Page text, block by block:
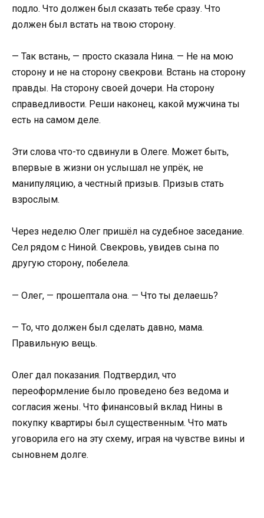
подло. Что должен был сказать тебе сразу. Что
должен был встать на твою сторону.
— Так встань, — просто сказала Нина. — Не на мою
сторону и не на сторону свекрови. Встань на сторону
правды. На сторону своей дочери. На сторону
справедливости. Реши наконец, какой мужчина ты
есть на самом деле.
Эти слова что-то сдвинули в Олеге. Может быть,
впервые в жизни он услышал не упрёк, не
манипуляцию, а честный призыв. Призыв стать
взрослым.
Через неделю Олег пришёл на судебное заседание.
Сел рядом с Ниной. Свекровь, увидев сына по
другую сторону, побелела.
— Олег, — прошептала она. — Что ты делаешь?
— То, что должен был сделать давно, мама.
Правильную вещь.
Олег дал показания. Подтвердил, что
переоформление было проведено без ведома и
согласия жены. Что финансовый вклад Нины в
покупку квартиры был существенным. Что мать
уговорила его на эту схему, играя на чувстве вины и
сыновнем долге.